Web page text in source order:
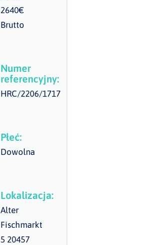
2640€
Brutto
Numer
referencyjny:
HRC/2206/1717
Płeć:
Dowolna
Lokalizacja:
Alter
Fischmarkt
5 20457